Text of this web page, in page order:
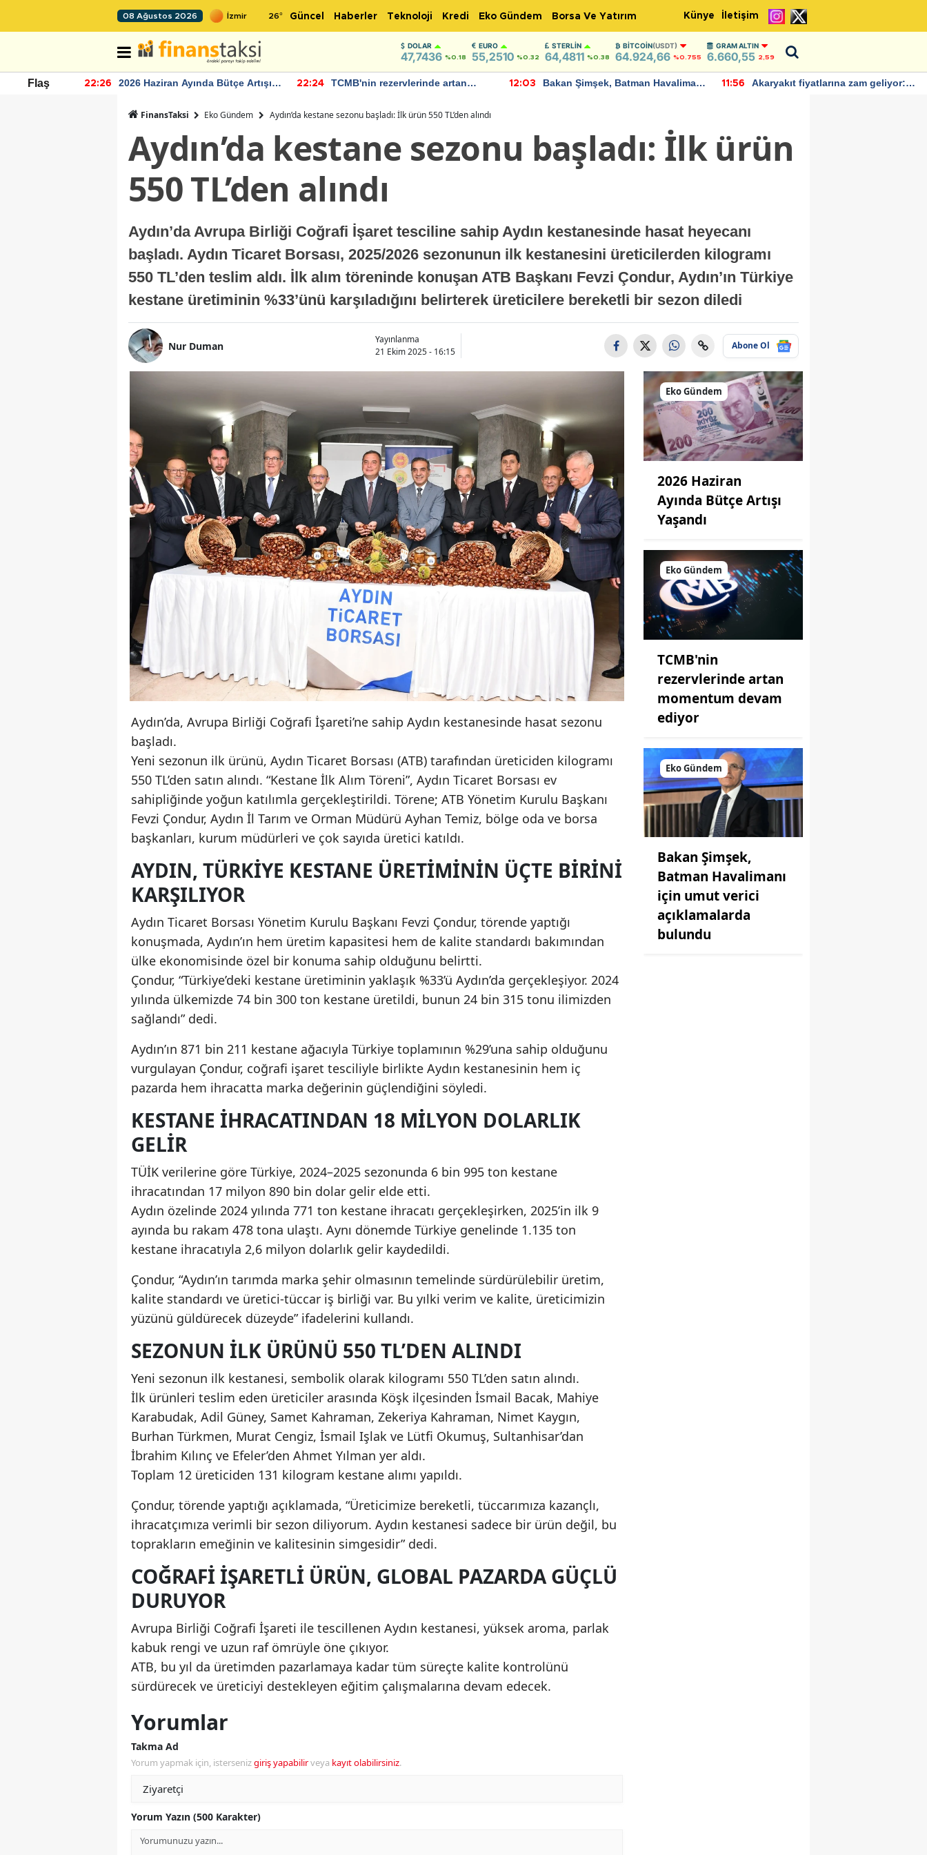
08 Ağustos 2026 26° Güncel Haberler Teknoloji Kredi Eko Gündem Borsa Ve Yatırım Künye İletişim
DOLAR
47,7436 %0.18
EURO
55,2510 %0.32
STERLIN
64,4811 %0.38
BITCOIN(USDT)
64.924,66 %0.755
GRAM ALTIN
6.660,55 2,59
Flaş 22:26
2026 Haziran Ayında Bütçe Artışı
22:24
TCMB'nin rezervlerinde artan
12:03
Bakan Şimşek, Batman Havalimanı
11:56
Akaryakıt fiyatlarına zam geliyor:
FinansTaksi Eko Gündem Aydın’da kestane sezonu başladı: İlk ürün 550 TL’den alındı
Aydın’da kestane sezonu başladı: İlk ürün
550 TL’den alındı
Aydın’da Avrupa Birliği Coğrafi İşaret tesciline sahip Aydın kestanesinde hasat heyecanı
başladı. Aydın Ticaret Borsası, 2025/2026 sezonunun ilk kestanesini üreticilerden kilogramı
550 TL’den teslim aldı. İlk alım töreninde konuşan ATB Başkanı Fevzi Çondur, Aydın’ın Türkiye
kestane üretiminin %33’ünü karşıladığını belirterek üreticilere bereketli bir sezon diledi
Nur Duman
Yayınlanma
21 Ekim 2025 - 16:15
Abone Ol
Aydın’da, Avrupa Birliği Coğrafi İşareti’ne sahip Aydın kestanesinde hasat sezonu
başladı.
Yeni sezonun ilk ürünü, Aydın Ticaret Borsası (ATB) tarafından üreticiden kilogramı
550 TL’den satın alındı. “Kestane İlk Alım Töreni”, Aydın Ticaret Borsası ev
sahipliğinde yoğun katılımla gerçekleştirildi. Törene; ATB Yönetim Kurulu Başkanı
Fevzi Çondur, Aydın İl Tarım ve Orman Müdürü Ayhan Temiz, bölge oda ve borsa
başkanları, kurum müdürleri ve çok sayıda üretici katıldı.
AYDIN, TÜRKIYE KESTANE ÜRETIMININ ÜÇTE BIRINI
KARŞILIYOR
Aydın Ticaret Borsası Yönetim Kurulu Başkanı Fevzi Çondur, törende yaptığı
konuşmada, Aydın’ın hem üretim kapasitesi hem de kalite standardı bakımından
ülke ekonomisinde özel bir konuma sahip olduğunu belirtti.
Çondur, “Türkiye’deki kestane üretiminin yaklaşık %33’ü Aydın’da gerçekleşiyor. 2024
yılında ülkemizde 74 bin 300 ton kestane üretildi, bunun 24 bin 315 tonu ilimizden
sağlandı” dedi.
Aydın’ın 871 bin 211 kestane ağacıyla Türkiye toplamının %29’una sahip olduğunu
vurgulayan Çondur, coğrafi işaret tesciliyle birlikte Aydın kestanesinin hem iç
pazarda hem ihracatta marka değerinin güçlendiğini söyledi.
KESTANE IHRACATINDAN 18 MILYON DOLARLIK
GELIR
TÜİK verilerine göre Türkiye, 2024–2025 sezonunda 6 bin 995 ton kestane
ihracatından 17 milyon 890 bin dolar gelir elde etti.
Aydın özelinde 2024 yılında 771 ton kestane ihracatı gerçekleşirken, 2025’in ilk 9
ayında bu rakam 478 tona ulaştı. Aynı dönemde Türkiye genelinde 1.135 ton
kestane ihracatıyla 2,6 milyon dolarlık gelir kaydedildi.
Çondur, “Aydın’ın tarımda marka şehir olmasının temelinde sürdürülebilir üretim,
kalite standardı ve üretici-tüccar iş birliği var. Bu yılki verim ve kalite, üreticimizin
yüzünü güldürecek düzeyde” ifadelerini kullandı.
SEZONUN ILK ÜRÜNÜ 550 TL’DEN ALINDI
Yeni sezonun ilk kestanesi, sembolik olarak kilogramı 550 TL’den satın alındı.
İlk ürünleri teslim eden üreticiler arasında Köşk ilçesinden İsmail Bacak, Mahiye
Karabudak, Adil Güney, Samet Kahraman, Zekeriya Kahraman, Nimet Kaygın,
Burhan Türkmen, Murat Cengiz, İsmail Işlak ve Lütfi Okumuş, Sultanhisar’dan
İbrahim Kılınç ve Efeler’den Ahmet Yılman yer aldı.
Toplam 12 üreticiden 131 kilogram kestane alımı yapıldı.
Çondur, törende yaptığı açıklamada, “Üreticimize bereketli, tüccarımıza kazançlı,
ihracatçımıza verimli bir sezon diliyorum. Aydın kestanesi sadece bir ürün değil, bu
toprakların emeğinin ve kalitesinin simgesidir” dedi.
COĞRAFI IŞARETLI ÜRÜN, GLOBAL PAZARDA GÜÇLÜ
DURUYOR
Avrupa Birliği Coğrafi İşareti ile tescillenen Aydın kestanesi, yüksek aroma, parlak
kabuk rengi ve uzun raf ömrüyle öne çıkıyor.
ATB, bu yıl da üretimden pazarlamaya kadar tüm süreçte kalite kontrolünü
sürdürecek ve üreticiyi destekleyen eğitim çalışmalarına devam edecek.
Yorumlar
Takma Ad
Yorum yapmak için, istersenizgiriş yapabilirveya kayıt olabilirsiniz.
Yorum Yazın (500 Karakter)
Eko Gündem
2026 Haziran
Ayında Bütçe Artışı
Yaşandı
Eko Gündem
TCMB'nin
rezervlerinde artan
momentum devam
ediyor
Eko Gündem
Bakan Şimşek,
Batman Havalimanı
için umut verici
açıklamalarda
bulundu